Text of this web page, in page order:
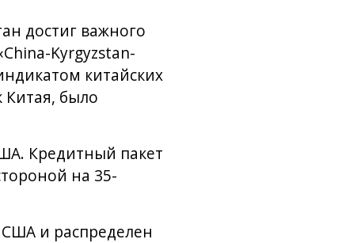
достиг важного
Kyrgyzstan-
китайских
Китая, было
Кредитный пакет
на 35-
и распределен